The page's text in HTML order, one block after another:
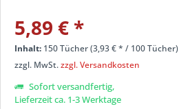
5,89 € *
Inhalt: 150 Tücher (3,93 €* / 100 Tücher)
zzgl. MwSt.zzgl. Versandkosten
Sofort versandfertig,
Lieferzeit ca. 1-3 Werktage